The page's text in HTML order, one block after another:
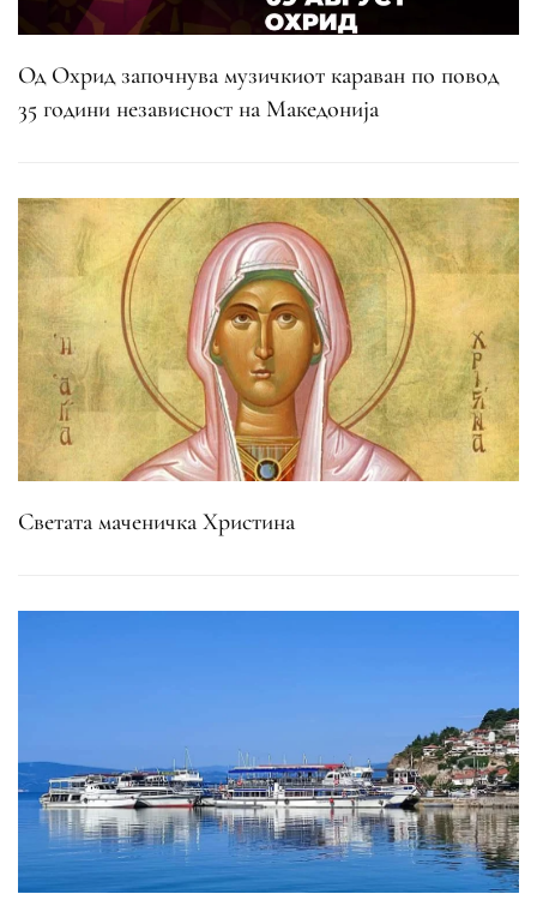
Од Охрид започнува музичкиот караван по повод
35 години независност на Македонија
Светата маченичка Христина